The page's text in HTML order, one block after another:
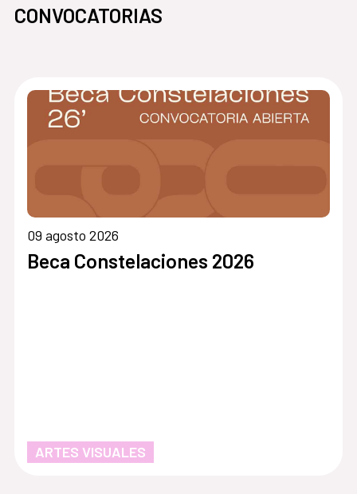
CONVOCATORIAS
09 agosto 2026
Beca Constelaciones 2026
ARTES VISUALES